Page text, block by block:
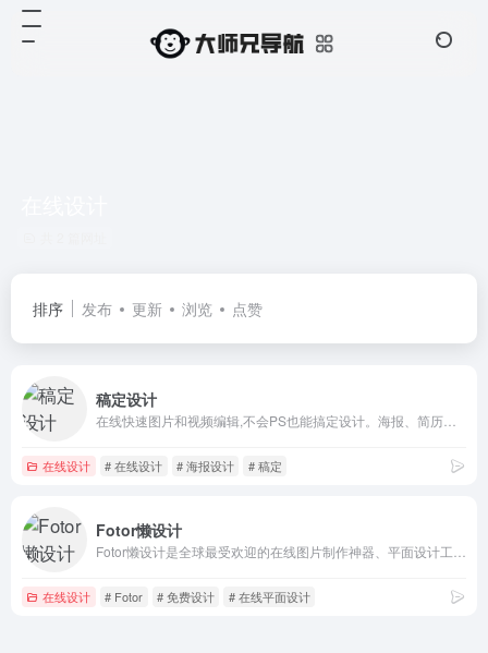
排序 发布 更新 浏览 点赞
稿定设计
在线设计 # 在线设计 # 海报设计 # 稿定
Fotor懒设计
在线设计 # Fotor # 免费设计 # 在线平面设计